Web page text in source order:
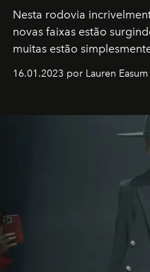
Nesta rodovia
novas faixas estão
muitas estão
transportador AMTD
por propósitos, com um
16.01.2023 por Lauren Easum